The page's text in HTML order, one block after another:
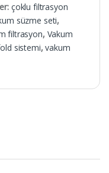
çoklu filtrasyon
süzme seti,
filtrasyon, Vakum
sistemi,vakum